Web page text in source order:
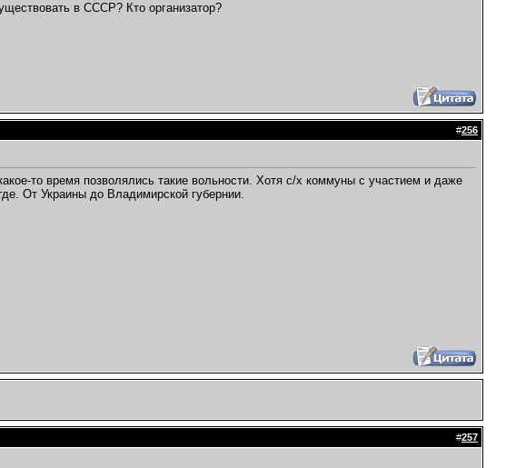
в СССР? Кто организатор?
#256
то время позволялись такие вольности. Хотя с/х коммуны с участием и даже
От Украины до Владимирской губернии.
#257